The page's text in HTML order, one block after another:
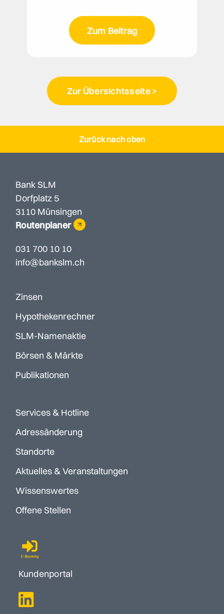
Zum Beitrag
Zur Übersichtsseite >
Zurück nach oben
Bank SLM
Dorfplatz 5
3110 Münsingen
Routenplaner
031 700 10 10
info@bankslm.ch
Zinsen
Hypothekenrechner
SLM-Namenaktie
Börsen & Märkte
Publikationen
Services & Hotline
Adressänderung
Standorte
Aktuelles & Veranstaltungen
Wissenswertes
Offene Stellen
Kundenportal